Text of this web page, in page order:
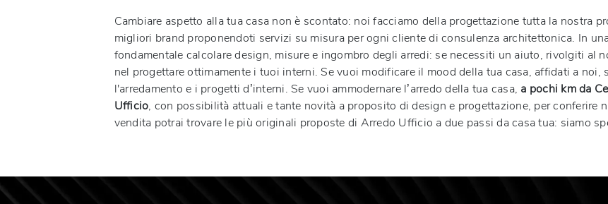
Cambiare aspetto alla tua casa non è scontato: noi facciamo della progettazione tutta la nostra
migliori brand proponendoti servizi su misura per ogni cliente di consulenza architettonica. In
fondamentale calcolare design, misure e ingombro degli arredi: se necessiti un aiuto, rivolgiti al
nel progettare ottimamente i tuoi interni. Se vuoi modificare il mood della tua casa, affidati a
l'arredamento e i progetti d’interni. Se vuoi ammodernare l’arredo della tua casa, a pochi km da
Ufficio, con possibilità attuali e tante novità a proposito di design e progettazione, per conferire
vendita potrai trovare le più originali proposte di Arredo Ufficio a due passi da casa tua: siamo